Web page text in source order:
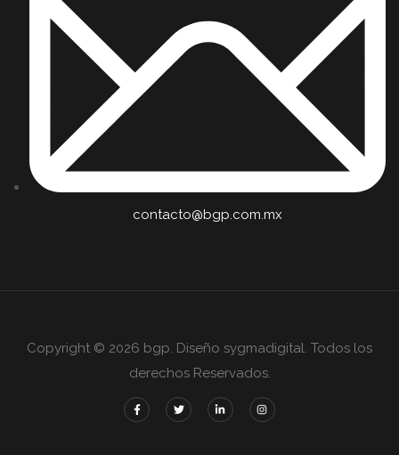
contacto@bgp.com.mx
Copyright © 2026 bgp. Diseño sygmadigital. Todos los
derechos Reservados.